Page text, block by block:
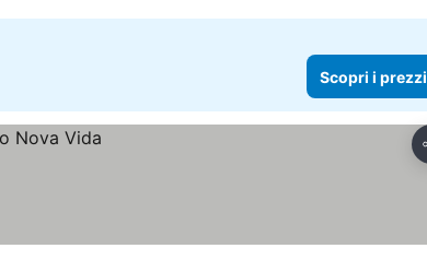
Scopri i prezzi